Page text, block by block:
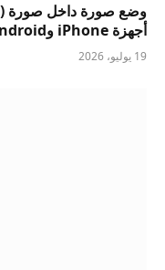
أجهزة iPhone وAndroid
19 يوليو، 2026